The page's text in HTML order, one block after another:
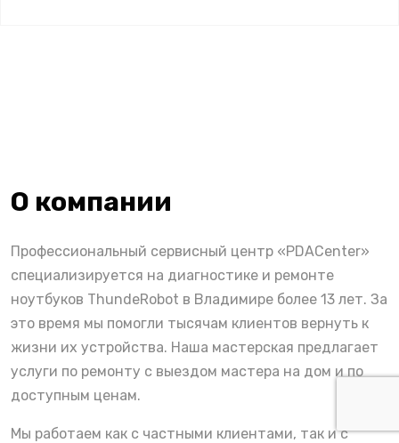
О компании
Профессиональный сервисный центр «PDACenter»
специализируется на диагностике и ремонте
ноутбуков ThundeRobot в Владимире более 13 лет. За
это время мы помогли тысячам клиентов вернуть к
жизни их устройства. Наша мастерская предлагает
услуги по ремонту с выездом мастера на дом и по
доступным ценам.
Мы работаем как с частными клиентами, так и с